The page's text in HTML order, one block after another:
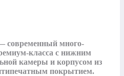
современный много-
класса с нижним
камеры и корпусом из
покрытием.